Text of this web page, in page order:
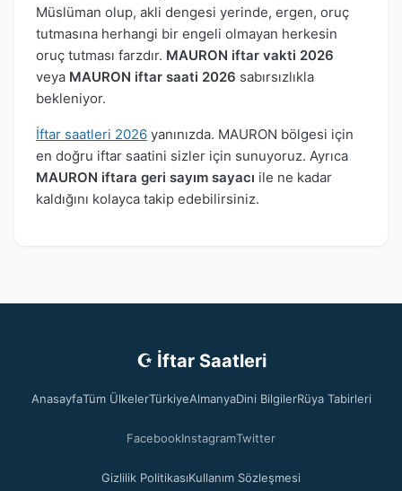
Müslüman olup, akli dengesi yerinde, ergen, oruç
tutmasına herhangi bir engeli olmayan herkesin
oruç tutması farzdır. MAURON iftar vakti 2026
veya MAURON iftar saati 2026 sabırsızlıkla
bekleniyor.
İftar saatleri 2026 yanınızda. MAURON bölgesi için
en doğru iftar saatini sizler için sunuyoruz. Ayrıca
MAURON iftara geri sayım sayacı ile ne kadar
kaldığını kolayca takip edebilirsiniz.
☪ İftar Saatleri
AnasayfaTüm ÜlkelerTürkiyeAlmanyaDini BilgilerRüya Tabirleri
FacebookInstagramTwitter
Gizlilik PolitikasıKullanım Sözleşmesi